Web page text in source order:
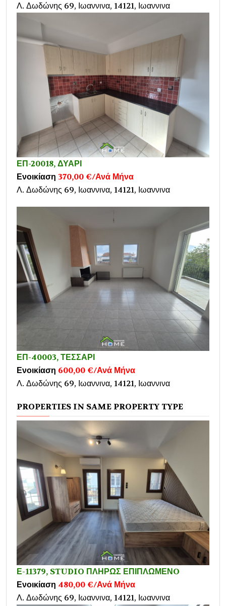
Λ. Δωδώνης 69, Ιωαννινα, 14121, Ιωαννινα
ΕΠ-20018, ΔΥΑΡΙ
Ενοικίαση 370,00 €/Ανά Μήνα
Λ. Δωδώνης 69, Ιωαννινα, 14121, Ιωαννινα
ΕΠ-40003, ΤΕΣΣΑΡΙ
Ενοικίαση 600,00 €/Ανά Μήνα
Λ. Δωδώνης 69, Ιωαννινα, 14121, Ιωαννινα
PROPERTIES IN SAME PROPERTY TYPE
Ε-11379, STUDIO ΠΛΗΡΩΣ ΕΠΙΠΛΩΜΕΝO
Ενοικίαση 480,00 €/Ανά Μήνα
Λ. Δωδώνης 69, Ιωαννινα, 14121, Ιωαννινα